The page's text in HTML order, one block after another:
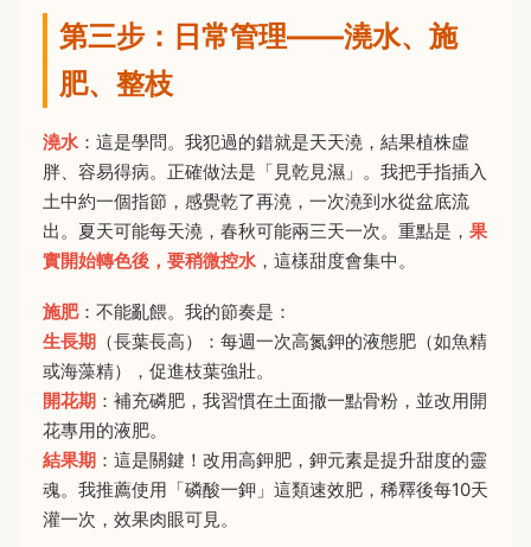
第三步：日常管理——澆水、施
肥、整枝
澆水 ：這是學問。我犯過的錯就是天天澆，結果植株虛
胖、容易得病。正確做法是「見乾見濕」。我把手指插入
土中約一個指節，感覺乾了再澆，一次澆到水從盆底流
出。夏天可能每天澆，春秋可能兩三天一次。重點是， 果
實開始轉色後，要稍微控水 ，這樣甜度會集中。
施肥：不能亂餵。我的節奏是：
生長期 （長葉長高）：每週一次高氮鉀的液態肥（如魚精
或海藻精），促進枝葉強壯。
開花期 ：補充磷肥，我習慣在土面撒一點骨粉，並改用開
花專用的液肥。
結果期 ：這是關鍵！改用高鉀肥，鉀元素是提升甜度的靈
魂。我推薦使用「磷酸一鉀」這類速效肥，稀釋後每10天
灌一次，效果肉眼可見。